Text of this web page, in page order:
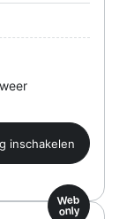
Web
only